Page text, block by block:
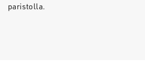
paristolla.